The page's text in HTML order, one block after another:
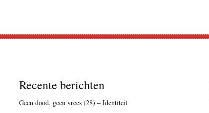
Recente berichten
Geen dood, geen vrees (28) – Identiteit